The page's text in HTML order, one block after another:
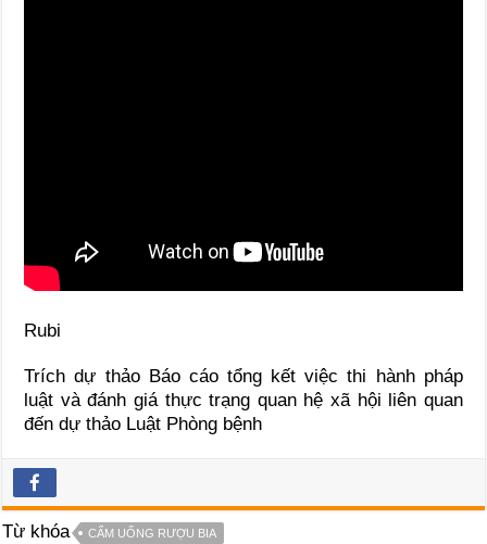
Rubi
Trích dự thảo Báo cáo tổng kết việc thi hành pháp
luật và đánh giá thực trạng quan hệ xã hội liên quan
đến dự thảo Luật Phòng bệnh
Từ khóa CẤM UỐNG RƯỢU BIA